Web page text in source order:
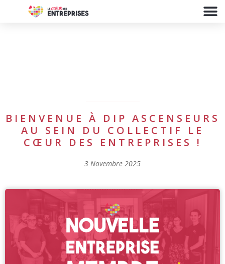
BIENVENUE À DIP ASCENSEURS
AU SEIN DU COLLECTIF LE
CŒUR DES ENTREPRISES !
3 Novembre 2025